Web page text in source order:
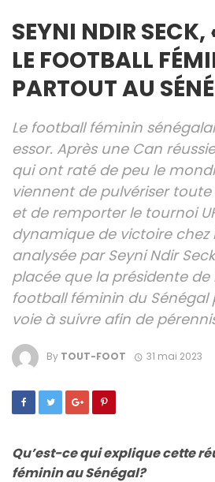
SEYNI NDIR SECK,
LE FOOTBALL
PARTOUT AU
Le football féminin
essor. Après une Can
qui ont raté de peu le
viennent de pulvériser
et de remporter le tournoi
dynamique de victoire chez
analysée par Seyni Ndir
placée que la présidente
football féminin du
voie à suivre afin de
By TOUT-FOOT 31 mai 2023
Qu’est-ce qui explique cette
féminin au Sénégal?